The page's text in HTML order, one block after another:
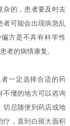
的，患者要及时去
者可能会出现病急乱
方是不具有科学性
者的病情康复。
一定选择合适的药
不懂的地方可以咨询
切忌随便到药店或地
疗，直到白斑大面积